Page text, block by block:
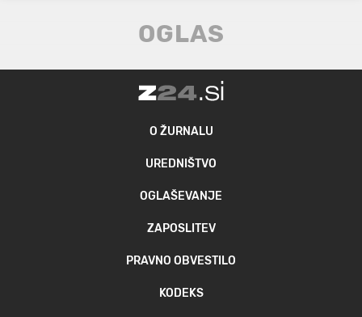
O ŽURNALU
UREDNIŠTVO
OGLAŠEVANJE
ZAPOSLITEV
PRAVNO OBVESTILO
KODEKS